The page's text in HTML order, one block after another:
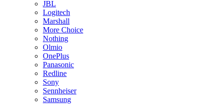
JBL
Logitech
Marshall
More Choice
Nothing
Olmio
OnePlus
Panasonic
Redline
Sony
Sennheiser
Samsung